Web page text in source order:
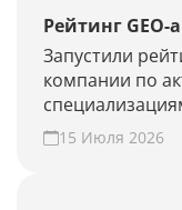
Рейтинг GEO-
Запустили
компании по
подрядчика
Алисе AI и
15 Июля 2026